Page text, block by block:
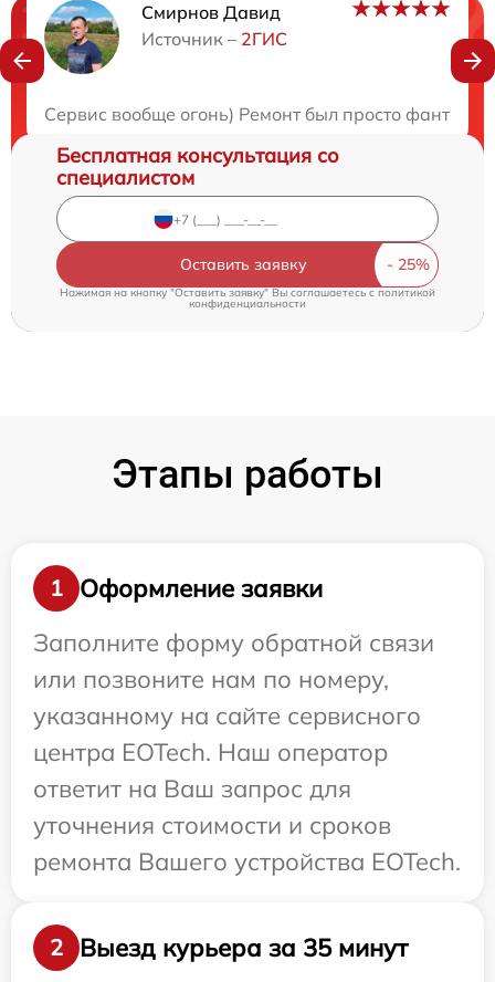
Смирнов Давид
Источник – 2ГИС
Сервис вообще огонь) Ремонт был просто
Нужна консультация?
Бесплатная консультация со
специалистом
Оставить заявку
Нажимая на кнопку "Оставить заявку" Вы соглашаетесь cполитикой
конфиденциальности
Этапы работы
1
Оформление заявки
Заполните форму обратной связи
или позвоните нам по номеру,
указанному на сайте сервисного
центра EOTech. Наш оператор
ответит на Ваш запрос для
уточнения стоимости и сроков
ремонта Вашего устройства EOTech.
2 Выезд курьера за 35 минут